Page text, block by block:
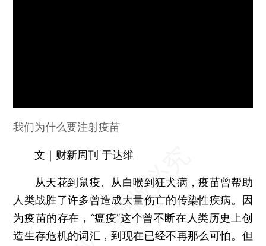
我们为什么要注射疫苗
文｜财新周刊 于达维
从天花到鼠疫、从白喉到狂犬病，疫苗曾帮助
人类战胜了许多曾造成大量伤亡的传染性疾病。因
为疫苗的存在，“瘟疫”这个曾不断在人类历史上创
造生存危机的词汇，到现在已经不再那么可怕。但